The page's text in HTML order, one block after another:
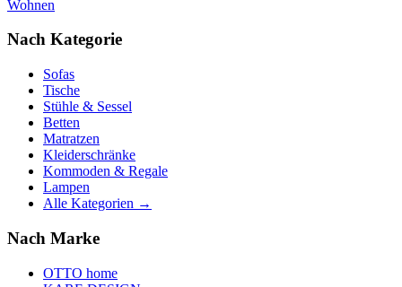
Wohnen
Nach Kategorie
Sofas
Tische
Stühle & Sessel
Betten
Matratzen
Kleiderschränke
Kommoden & Regale
Lampen
Alle Kategorien →
Nach Marke
OTTO home